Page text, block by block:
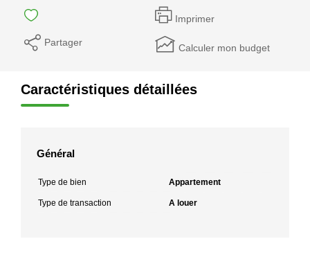
Imprimer
Partager Calculer mon budget
Caractéristiques détaillées
Général
Type de bien Appartement
Type de transaction A louer